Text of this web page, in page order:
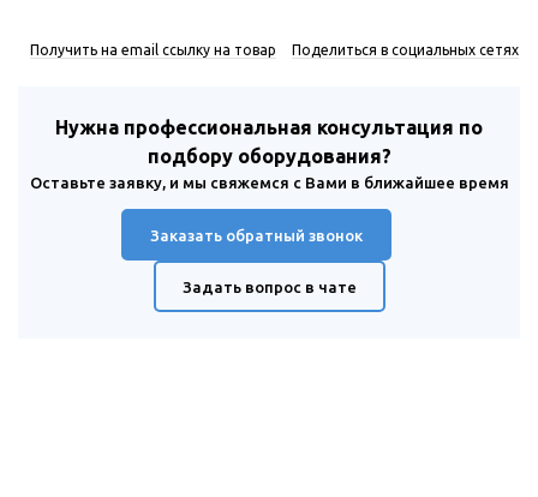
Получить на email ссылку на товар Поделиться в социальных сетях
Нужна профессиональная консультация по
подбору оборудования?
Оставьте заявку, и мы свяжемся с Вами в ближайшее время
Заказать обратный звонок
Задать вопрос в чате